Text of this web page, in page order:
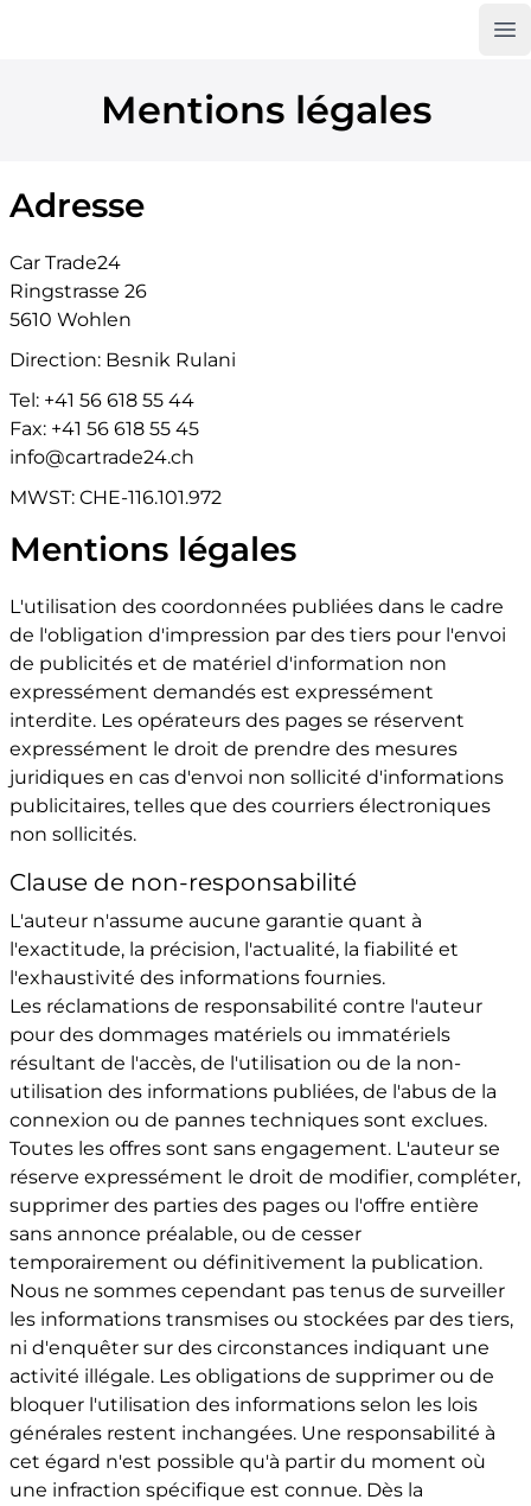
Mentions légales
Adresse
Car Trade24
Ringstrasse 26
5610 Wohlen
Direction: Besnik Rulani
Tel: +41 56 618 55 44
Fax: +41 56 618 55 45
info@cartrade24.ch
MWST: CHE-116.101.972
Mentions légales
L'utilisation des coordonnées publiées dans le cadre
de l'obligation d'impression par des tiers pour l'envoi
de publicités et de matériel d'information non
expressément demandés est expressément
interdite. Les opérateurs des pages se réservent
expressément le droit de prendre des mesures
juridiques en cas d'envoi non sollicité d'informations
publicitaires, telles que des courriers électroniques
non sollicités.
Clause de non-responsabilité
L'auteur n'assume aucune garantie quant à
l'exactitude, la précision, l'actualité, la fiabilité et
l'exhaustivité des informations fournies.
Les réclamations de responsabilité contre l'auteur
pour des dommages matériels ou immatériels
résultant de l'accès, de l'utilisation ou de la non-
utilisation des informations publiées, de l'abus de la
connexion ou de pannes techniques sont exclues.
Toutes les offres sont sans engagement. L'auteur se
réserve expressément le droit de modifier, compléter,
supprimer des parties des pages ou l'offre entière
sans annonce préalable, ou de cesser
temporairement ou définitivement la publication.
Nous ne sommes cependant pas tenus de surveiller
les informations transmises ou stockées par des tiers,
ni d'enquêter sur des circonstances indiquant une
activité illégale. Les obligations de supprimer ou de
bloquer l'utilisation des informations selon les lois
générales restent inchangées. Une responsabilité à
cet égard n'est possible qu'à partir du moment où
une infraction spécifique est connue. Dès la